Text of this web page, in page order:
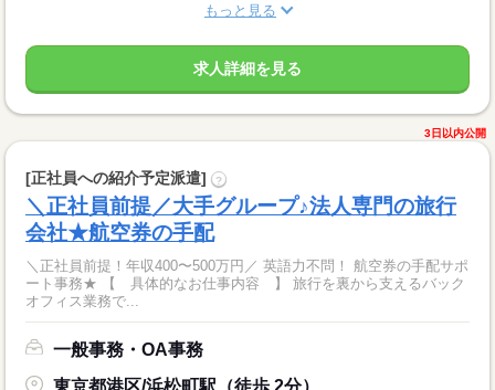
もっと見る
求人詳細を見る
3日以内公開
[正社員への紹介予定派遣] ?
＼正社員前提／大手グループ♪法人専門の旅行
会社★航空券の手配
＼正社員前提！年収400〜500万円／ 英語力不問！ 航空券の手配サポ
ート事務★ 【 具体的なお仕事内容 】 旅行を裏から支えるバック
オフィス業務で...
一般事務・OA事務
東京都港区/浜松町駅（徒歩 2分）